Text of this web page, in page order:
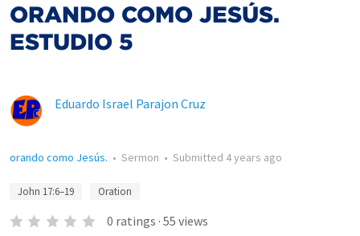
ORANDO COMO JESÚS.
ESTUDIO 5
Eduardo Israel Parajon Cruz
orando como Jesús. • Sermon • Submitted 4 years ago
John 17:6–19 Oration
0 ratings · 55 views